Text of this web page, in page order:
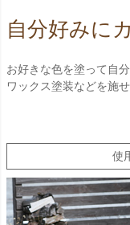
自分好みに
お好きな色を塗って自
ワックス塗装などを施
使